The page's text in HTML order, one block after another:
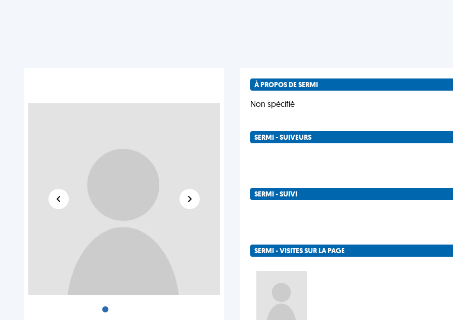
•
À PROPOS DE SERMI
Non spécifié
SERMI - SUIVEURS
SERMI - SUIVI
SERMI - VISITES SUR LA PAGE